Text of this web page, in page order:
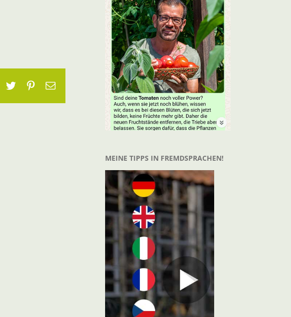
Facebook
TwitterPinterest
E-
MEINE TIPPS IN FREMDSPRACHEN!